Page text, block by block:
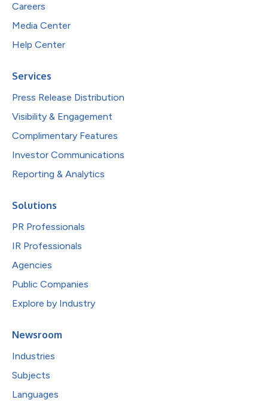
Careers
Media Center
Help Center
Services
Press Release Distribution
Visibility & Engagement
Complimentary Features
Investor Communications
Reporting & Analytics
Solutions
PR Professionals
IR Professionals
Agencies
Public Companies
Explore by Industry
Newsroom
Industries
Subjects
Languages